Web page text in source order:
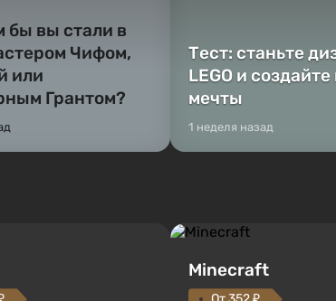
бы вы стали в
Чифом,
или
Грантом?
Тест: станьте
LEGO и
мечты
1 неделя назад
Minecraft